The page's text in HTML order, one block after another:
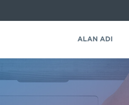
ALAN ADI